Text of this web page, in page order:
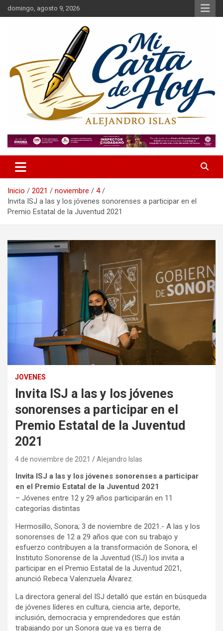
Saltar
al
domingo, agosto 9, 2026
Mi Carta de Hoy
Inicio 2021 noviembre
4
Invita ISJ a las y los jóvenes sonorenses a participar en el
Premio Estatal de la Juventud 2021
JOVENES
Invita ISJ a las y los jóvenes
sonorenses a participar en el
Premio Estatal de la Juventud
2021
4 de noviembre de 2021 Alejandro Islas
Invita ISJ a las y los jóvenes sonorenses a participar
en el Premio Estatal de la Juventud 2021
– Jóvenes entre 12 y 29 años participarán en 11
categorías distintas
Hermosillo, Sonora; 3 de noviembre de 2021.- A las y los
sonorenses de 12 a 29 años que con su trabajo y
esfuerzo contribuyen a la transformación de Sonora, el
Instituto Sonorense de la Juventud (ISJ) los invita a
participar en el Premio Estatal de la Juventud 2021,
anunció Rebeca Valenzuela Álvarez.
La directora general del ISJ detalló que están en búsqueda
de jóvenes líderes en cultura, ciencia arte, deporte,
inclusión, democracia y emprendedores que están
trabajando por un Sonora que ya es tierra de